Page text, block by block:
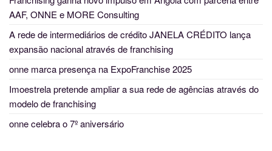
AAF, ONNE e MORE Consulting
A rede de intermediários de crédito JANELA CRÉDITO lança
expansão nacional através de franchising
onne marca presença na ExpoFranchise 2025
Imoestrela pretende ampliar a sua rede de agências através do
modelo de franchising
onne celebra o 7º aniversário